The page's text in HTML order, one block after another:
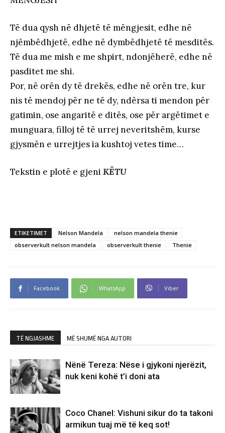
Të dua qysh në dhjetë të mëngjesit, edhe në
njëmbëdhjetë, edhe në dymbëdhjetë të mesditës.
Të dua me mish e me shpirt, ndonjëherë, edhe në
pasditet me shi.
Por, në orën dy të drekës, edhe në orën tre, kur
nis të mendoj për ne të dy, ndërsa ti mendon për
gatimin, ose angaritë e ditës, ose për argëtimet e
munguara, filloj të të urrej neveritshëm, kurse
gjysmën e urrejtjes ia kushtoj vetes time…
Tekstin e plotë e gjeni KËTU
ETIKETIMET Nelson Mandela
nelson mandela thenie
observerkult nelson mandela
observerkult thenie Thenie
Facebook WhatsApp Viber
TË NGJASHME MË SHUMË NGA AUTORI
Nënë Tereza: Nëse i gjykoni njerëzit,
nuk keni kohë t’i doni ata
Coco Chanel: Vishuni sikur do ta takoni
armikun tuaj më të keq sot!